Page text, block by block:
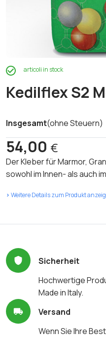
articoli in stock
Kedilflex S2
Insgesamt(ohne Steuern)
54,00 €
Der Kleber für Marmor,
sowohl im Innen- als auch
> Weitere Details zum Produkt
Sicherheit
Hochwertige
Made in Italy.
Versand
Wenn Sie Ihre